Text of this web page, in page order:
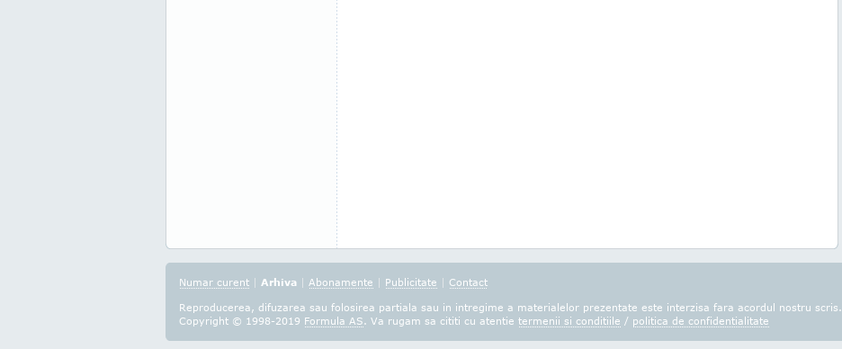
Numar curent | Arhiva | Abonamente | Publicitate | Contact
Reproducerea, difuzarea sau folosirea partiala sau in intregime a materialelor prezentate este interzisa fara acordul nostru scris.
Copyright © 1998-2019 Formula AS. Va rugam sa cititi cu atentie termenii si conditiile / politica de confidentialitate